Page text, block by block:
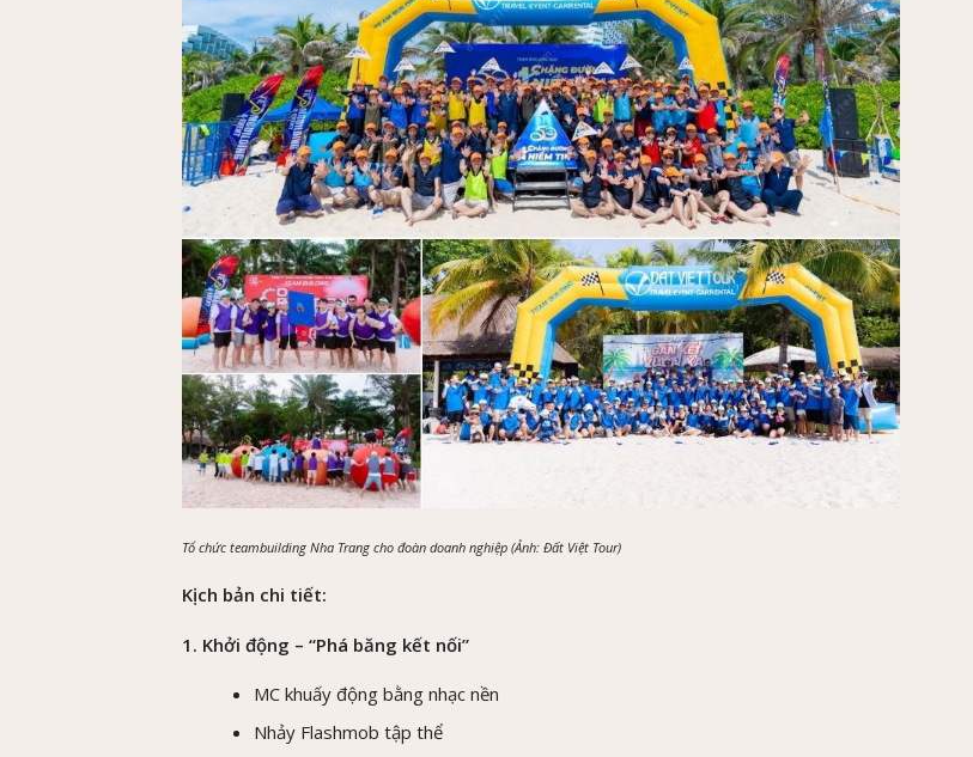
Tổ chức teambuilding Nha Trang cho đoàn doanh nghiệp (Ảnh: Đất Việt Tour)
Kịch bản chi tiết:
1. Khởi động – “Phá băng kết nối”
MC khuấy động bằng nhạc nền
Nhảy Flashmob tập thể